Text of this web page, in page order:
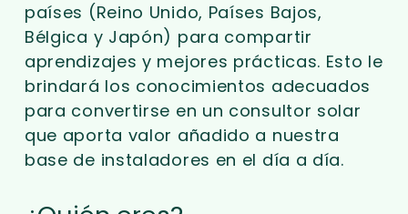
países (Reino Unido, Países Bajos,
Bélgica y Japón) para compartir
aprendizajes y mejores prácticas. Esto le
brindará los conocimientos adecuados
para convertirse en un consultor solar
que aporta valor añadido a nuestra
base de instaladores en el día a día.